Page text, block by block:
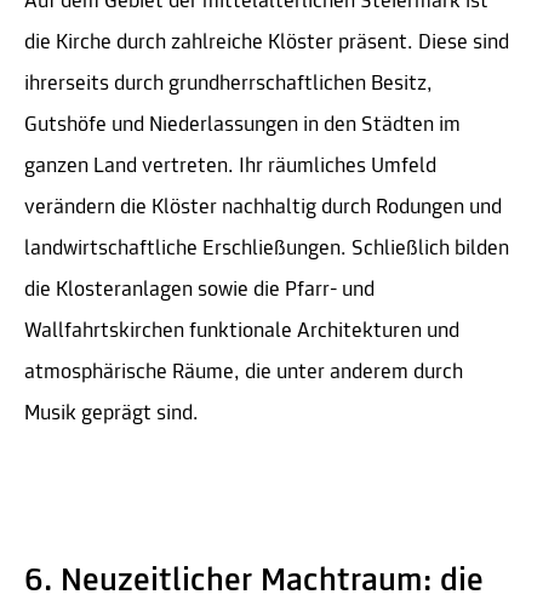
die Kirche durch zahlreiche Klöster präsent. Diese sind
ihrerseits durch grundherrschaftlichen Besitz,
Gutshöfe und Niederlassungen in den Städten im
ganzen Land vertreten. Ihr räumliches Umfeld
verändern die Klöster nachhaltig durch Rodungen und
landwirtschaftliche Erschließungen. Schließlich bilden
die Klosteranlagen sowie die Pfarr- und
Wallfahrtskirchen funktionale Architekturen und
atmosphärische Räume, die unter anderem durch
Musik geprägt sind.
6. Neuzeitlicher Machtraum: die